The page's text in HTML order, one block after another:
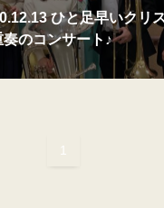
ひと足早いクリ
のコンサート♪
1